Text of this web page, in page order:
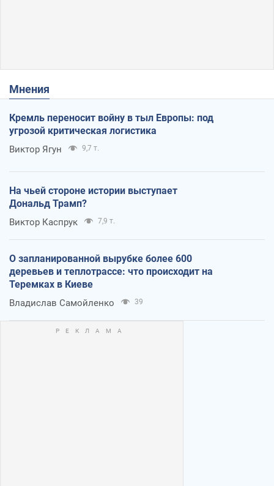
Мнения
Кремль переносит войну в тыл Европы: под
угрозой критическая логистика
Виктор Ягун 9,7 т.
На чьей стороне истории выступает
Дональд Трамп?
Виктор Каспрук 7,9 т.
О запланированной вырубке более 600
деревьев и теплотрассе: что происходит на
Теремках в Киеве
Владислав Самойленко 39